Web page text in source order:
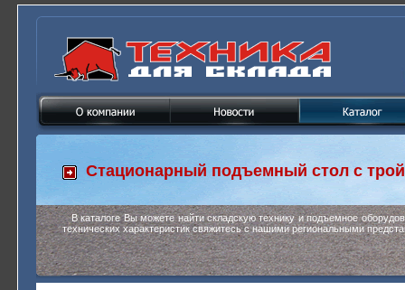
Стационарный подъемный стол с
В каталоге Вы можете найти складскую технику и подъемное
технических характеристик свяжитесь с нашими региональными